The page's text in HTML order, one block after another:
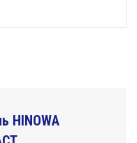
HINOWA